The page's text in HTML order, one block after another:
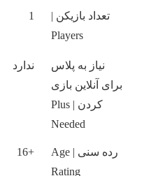
تعداد بازیکن |
Players
1
نیاز به پلاس
برای آنلاین بازی
کردن | Plus
Needed
ندارد
رده سنی | Age
Rating
+16